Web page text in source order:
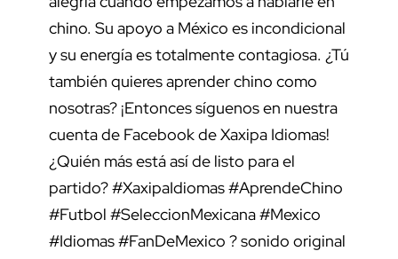
chino. Su apoyo a México es incondicional
y su energía es totalmente contagiosa. ¿Tú
también quieres aprender chino como
nosotras? ¡Entonces síguenos en nuestra
cuenta de Facebook de Xaxipa Idiomas!
¿Quién más está así de listo para el
partido?#XaxipaIdiomas#AprendeChino
#Futbol #SeleccionMexicana#Mexico
#Idiomas#FanDeMexico ? sonido original